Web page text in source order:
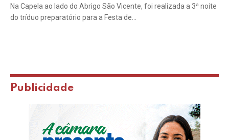
Na Capela ao lado do Abrigo São Vicente, foi realizada a 3ª noite
do tríduo preparatório para a Festa de…
Publicidade